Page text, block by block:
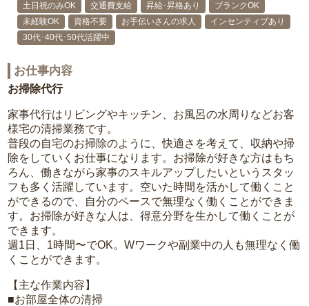
土日祝のみOK 交通費支給 昇給･昇格あり
ブランクOK
未経験OK
資格不要 お手伝いさんの求人
インセンティブあり
30代･40代･50代活躍中
お仕事内容
お掃除代行
家事代行はリビングやキッチン、お風呂の水周りなどお客
様宅の清掃業務です。
普段の自宅のお掃除のように、快適さを考えて、収納や掃
除をしていくお仕事になります。お掃除が好きな方はもち
ろん、働きながら家事のスキルアップしたいというスタッ
フも多く活躍しています。空いた時間を活かして働くこと
ができるので、自分のペースで無理なく働くことができま
す。お掃除が好きな人は、得意分野を生かして働くことが
できます。
週1日、1時間〜でOK。Wワークや副業中の人も無理なく働
くことができます。
【主な作業内容】
■お部屋全体の清掃